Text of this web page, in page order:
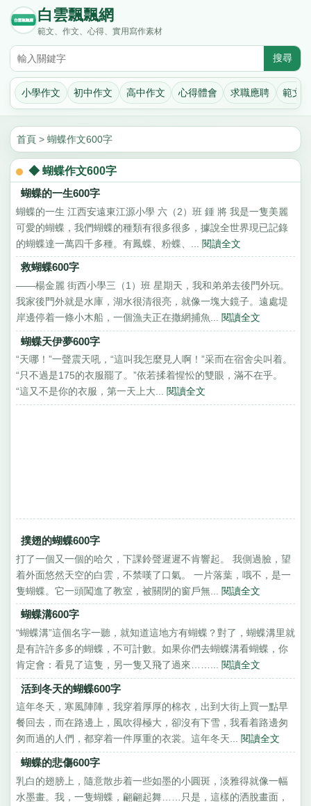
白雲飄飄網
範文、作文、心得、實用寫作素材
小學作文 初中作文 高中作文 心得體會 求職應聘 範文
首頁 >蝴蝶作文600字
◆ 蝴蝶作文600字
蝴蝶的一生600字
蝴蝶的一生 江西安遠東江源小學 六（2）班 鍾 將 我是一隻美麗
可愛的蝴蝶，我們蝴蝶的種類有很多很多，據說全世界現已記錄
的蝴蝶達一萬四千多種。有鳳蝶、粉蝶、... 閱讀全文
救蝴蝶600字
——楊金麗 街西小學三（1）班 星期天，我和弟弟去後門外玩。
我家後門外就是水庫，湖水很清很亮，就像一塊大鏡子。遠處堤
岸邊停着一條小木船，一個漁夫正在撒網捕魚... 閱讀全文
蝴蝶天伊夢600字
“天哪！”一聲震天吼，“這叫我怎麼見人啊！”采而在宿舍尖叫着。
“只不過是175的衣服罷了。”依若揉着惺忪的雙眼，滿不在乎。
“這又不是你的衣服，第一天上大... 閱讀全文
撲翅的蝴蝶600字
打了一個又一個的哈欠，下課鈴聲遲遲不肯響起。 我側過臉，望
着外面悠然天空的白雲，不禁嘆了口氣。 一片落葉，哦不，是一
隻蝴蝶。它一頭闖進了教室，被關閉的窗戶無... 閱讀全文
蝴蝶溝600字
“蝴蝶溝”這個名字一聽，就知道這地方有蝴蝶？對了，蝴蝶溝里就
是有許許多多的蝴蝶，不可計數。如果你們去蝴蝶溝看蝴蝶，你
肯定會：看見了這隻，另一隻又飛了過來……... 閱讀全文
活到冬天的蝴蝶600字
這年冬天，寒風陣陣，我穿着厚厚的棉衣，出到大街上買一點早
餐回去，而在路邊上，風吹得極大，卻沒有下雪，我看着路邊匆
匆而過的人們，都穿着一件厚重的衣裳。這年冬天... 閱讀全文
蝴蝶的悲傷600字
乳白的翅膀上，隨意散步着一些如墨的小圓斑，淡雅得就像一幅
水墨畫。我，一隻蝴蝶，翩翩起舞……只是，這樣的洒脫畫面，